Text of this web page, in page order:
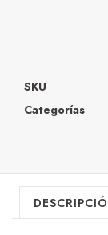
SKU
Categorías